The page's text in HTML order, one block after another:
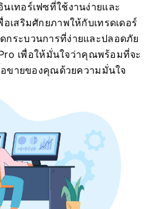
เทอร์เฟซที่ใช้งานง่ายและ
เสริมศักยภาพให้กับเทรดเดอร์
ระบวนการที่ง่ายและปลอดภัย
เพื่อให้มั่นใจว่าคุณพร้อมที่จะ
อขายของคุณด้วยความมั่นใจ